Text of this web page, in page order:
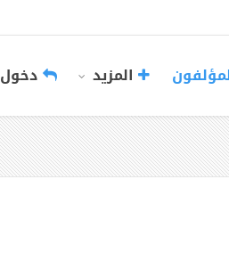
المزيد دخول